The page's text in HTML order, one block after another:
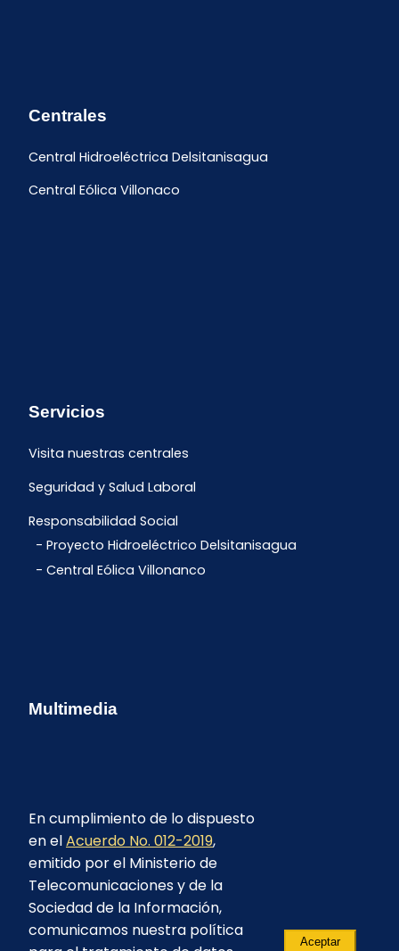
Centrales
Central Hidroeléctrica Delsitanisagua
Central Eólica Villonaco
Servicios
Visita nuestras centrales
Seguridad y Salud Laboral
Responsabilidad Social
Proyecto Hidroeléctrico Delsitanisagua
Central Eólica Villonanco
Multimedia
En cumplimiento de lo dispuesto
en elAcuerdo No. 012-2019,
emitido por el Ministerio de
Telecomunicaciones y de la
Sociedad de la Información,
comunicamos nuestra política
Aceptar